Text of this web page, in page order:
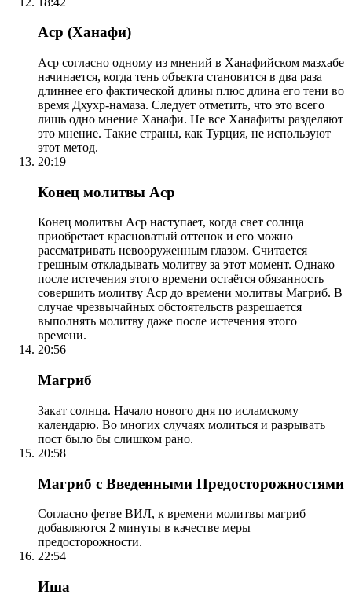
Аср (Ханафи)
Аср согласно одному из мнений в Ханафийском мазхабе
начинается, когда тень объекта становится в два раза
длиннее его фактической длины плюс длина его тени во
время Дхухр-намаза. Следует отметить, что это всего
лишь одно мнение Ханафи. Не все Ханафиты разделяют
это мнение. Такие страны, как Турция, не используют
этот метод.
20:19
Конец молитвы Аср
Конец молитвы Аср наступает, когда свет солнца
приобретает красноватый оттенок и его можно
рассматривать невооруженным глазом. Считается
грешным откладывать молитву за этот момент. Однако
после истечения этого времени остаётся обязанность
совершить молитву Аср до времени молитвы Магриб. В
случае чрезвычайных обстоятельств разрешается
выполнять молитву даже после истечения этого
времени.
20:56
Магриб
Закат солнца. Начало нового дня по исламскому
календарю. Во многих случаях молиться и разрывать
пост было бы слишком рано.
20:58
Магриб с Введенными Предосторожностями
Согласно фетве ВИЛ, к времени молитвы магриб
добавляются 2 минуты в качестве меры
предосторожности.
22:54
Иша